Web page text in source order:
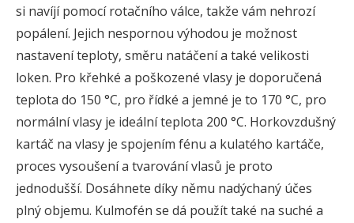
si navíjí pomocí rotačního válce, takže vám nehrozí
popálení. Jejich nespornou výhodou je možnost
nastavení teploty, směru natáčení a také velikosti
loken. Pro křehké a poškozené vlasy je doporučená
teplota do 150 °C, pro řídké a jemné je to 170 °C, pro
normální vlasy je ideální teplota 200 °C. Horkovzdušný
kartáč na vlasy je spojením fénu a kulatého kartáče,
proces vysoušení a tvarování vlasů je proto
jednodušší. Dosáhnete díky němu nadýchaný účes
plný objemu. Kulmofén se dá použít také na suché a